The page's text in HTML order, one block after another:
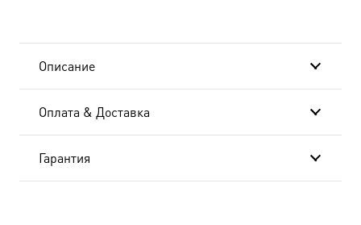
Описание
Оплата & Доставка
Гарантия